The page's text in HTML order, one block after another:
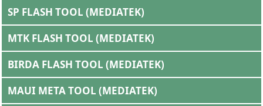
SP FLASH TOOL (MEDIATEK)
MTK FLASH TOOL (MEDIATEK)
BIRDA FLASH TOOL (MEDIATEK)
MAUI META TOOL (MEDIATEK)